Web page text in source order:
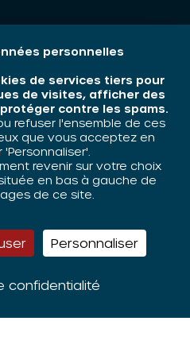
membre du
national des
CRPV
membre du
personnelles
de services tiers pour
de visites, afficher des
contre les spams.
refuser l'ensemble de ces
que vous acceptez en
revenir sur votre choix
en bas à gauche de
de ce site.
Personnaliser
confidentialité